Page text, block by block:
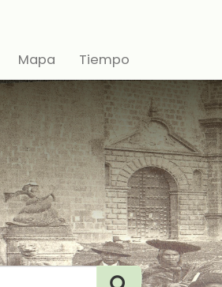
Mapa Tiempo